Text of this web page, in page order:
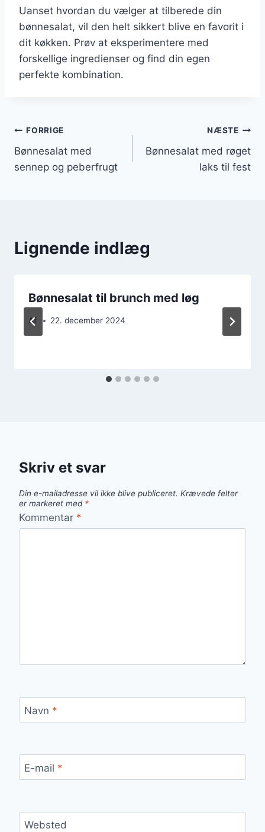
Uanset hvordan du vælger at tilberede din
bønnesalat, vil den helt sikkert blive en favorit i
dit køkken. Prøv at eksperimentere med
forskellige ingredienser og find din egen
perfekte kombination.
Indlægsnavigation
FORRIGE
Bønnesalat med
sennep og peberfrugt
NÆSTE
Bønnesalat med røget
laks til fest
Lignende indlæg
Bønnesalat til brunch med løg
Af 22. december 2024
Skriv et svar
Din e-mailadresse vil ikke blive publiceret. Krævede felter
er markeret med *
Kommentar *
Navn *
E-mail *
Websted